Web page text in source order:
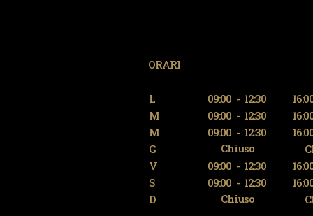
ORARI
L 09:00 - 12:30
M
09:00 - 12:30
M
09:00 - 12:30
G
Chiuso
V
09:00 - 12:30
S
09:00 - 12:30
D
Chiuso